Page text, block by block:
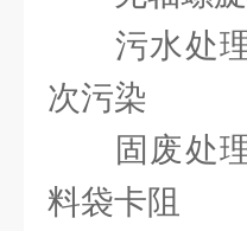
污水处
次污染
固废处
料袋卡阻